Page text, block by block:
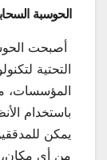
الحوسبة
أصبحت
التحتية
المؤسسات،
باستخدام
يمكن
من أي مكان،